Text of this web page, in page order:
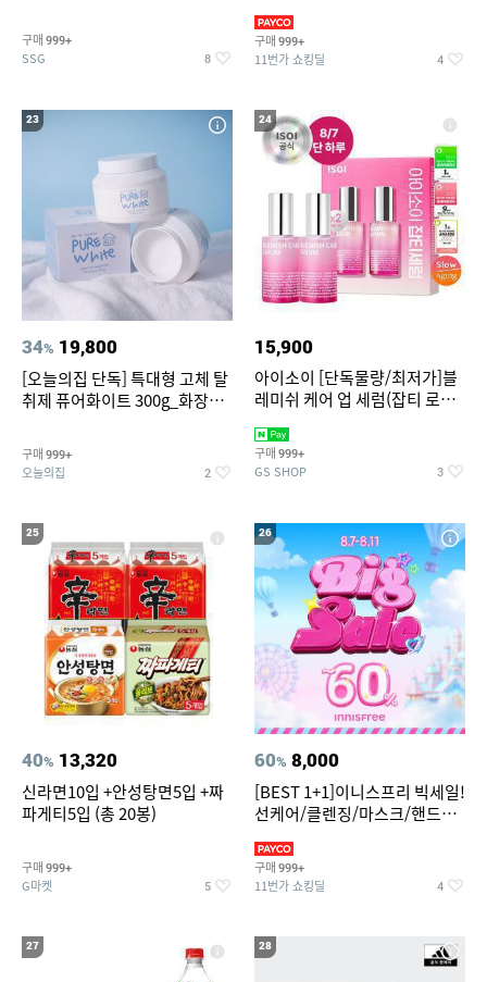
구매 999+
SSG 8
영복/티셔츠/
구매 999+
11번가 쇼킹딜 4
23
34% 19,800
[오늘의집 단독] 특대형 고체 탈
취제 퓨어화이트 300g_화장실
구매 999+
오늘의집 2
24
15,900
아이소이 [단독물량/최저가]블
레미쉬 케어 업 세럼(잡티 로즈
2027-04-24)
구매 999+
GS SHOP 3
25
40% 13,320
신라면10입 +안성탕면5입 +짜
파게티5입 (총 20봉)
구매 999+
G마켓 5
26
60% 8,000
[BEST 1+1]이니스프리 빅세일!
선케어/클렌징/마스크/핸드크
구매 999+
11번가 쇼킹딜 4
27 28